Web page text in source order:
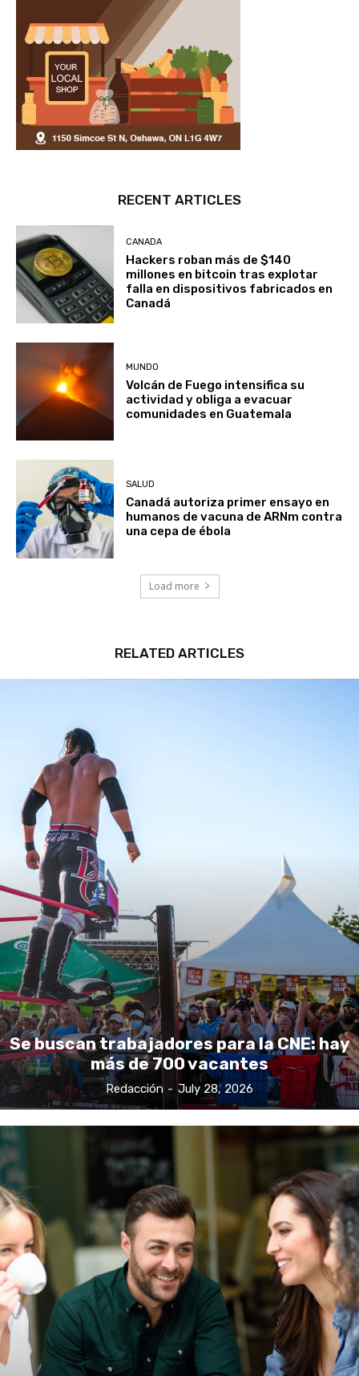
RECENT ARTICLES
CANADA
Hackers roban más de $140
millones en bitcoin tras explotar
falla en dispositivos fabricados en
Canadá
MUNDO
Volcán de Fuego intensifica su
actividad y obliga a evacuar
comunidades en Guatemala
SALUD
Canadá autoriza primer ensayo en
humanos de vacuna de ARNm contra
una cepa de ébola
Load more
RELATED ARTICLES
Se buscan trabajadores para la CNE: hay
más de 700 vacantes
Redacción - July 28, 2026